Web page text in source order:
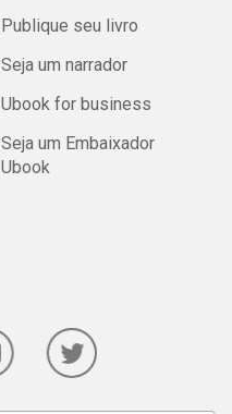
Publique seu livro
Seja um narrador
Ubook for business
Seja um Embaixador
Ubook